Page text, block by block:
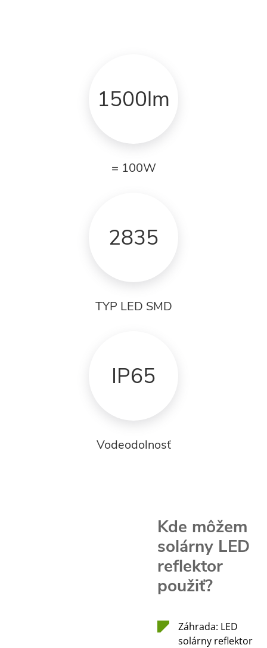
1500lm
= 100W
2835
TYP LED SMD
IP65
Vodeodolnosť
Kde môžem
solárny LED
reflektor
použiť?
Záhrada: LED
solárny reflektor